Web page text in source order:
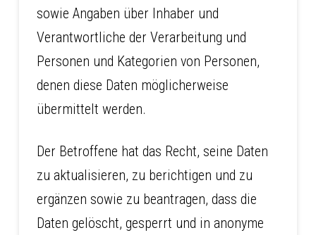
sowie Angaben über Inhaber und
Verantwortliche der Verarbeitung und
Personen und Kategorien von Personen,
denen diese Daten möglicherweise
übermittelt werden.
Der Betroffene hat das Recht, seine Daten
zu aktualisieren, zu berichtigen und zu
ergänzen sowie zu beantragen, dass die
Daten gelöscht, gesperrt und in anonyme